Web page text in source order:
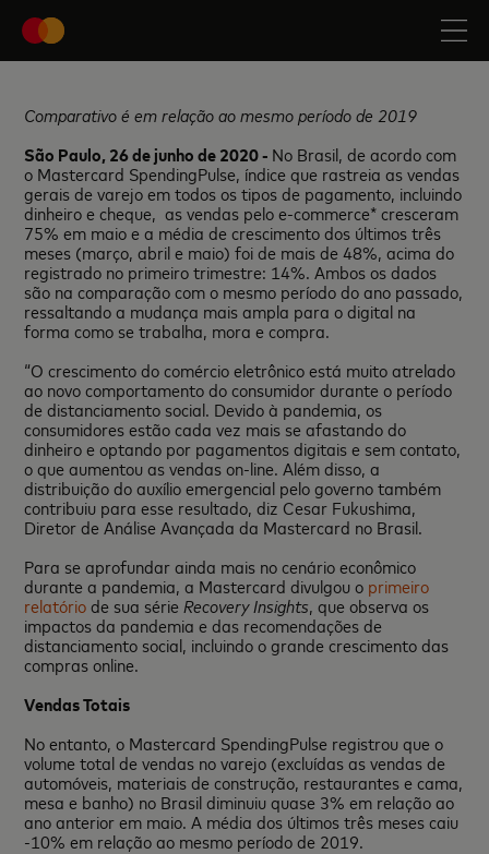
Comparativo é em relação ao mesmo período de 2019
São Paulo, 26 de junho de 2020 - No Brasil, de acordo com
o Mastercard SpendingPulse, índice que rastreia as vendas
gerais de varejo em todos os tipos de pagamento, incluindo
dinheiro e cheque, as vendas pelo e-commerce* cresceram
75% em maio e a média de crescimento dos últimos três
meses (março, abril e maio) foi de mais de 48%, acima do
registrado no primeiro trimestre: 14%. Ambos os dados
são na comparação com o mesmo período do ano passado,
ressaltando a mudança mais ampla para o digital na
forma como se trabalha, mora e compra.
“O crescimento do comércio eletrônico está muito atrelado
ao novo comportamento do consumidor durante o período
de distanciamento social. Devido à pandemia, os
consumidores estão cada vez mais se afastando do
dinheiro e optando por pagamentos digitais e sem contato,
o que aumentou as vendas on-line. Além disso, a
distribuição do auxílio emergencial pelo governo também
contribuiu para esse resultado, diz Cesar Fukushima,
Diretor de Análise Avançada da Mastercard no Brasil.
Para se aprofundar ainda mais no cenário econômico
durante a pandemia, a Mastercard divulgou o primeiro
relatóriode sua série Recovery Insights, que observa os
impactos da pandemia e das recomendações de
distanciamento social, incluindo o grande crescimento das
compras online.
Vendas Totais
No entanto, o Mastercard SpendingPulse registrou que o
volume total de vendas no varejo (excluídas as vendas de
automóveis, materiais de construção, restaurantes e cama,
mesa e banho) no Brasil diminuiu quase 3% em relação ao
ano anterior em maio. A média dos últimos três meses caiu
-10% em relação ao mesmo período de 2019.